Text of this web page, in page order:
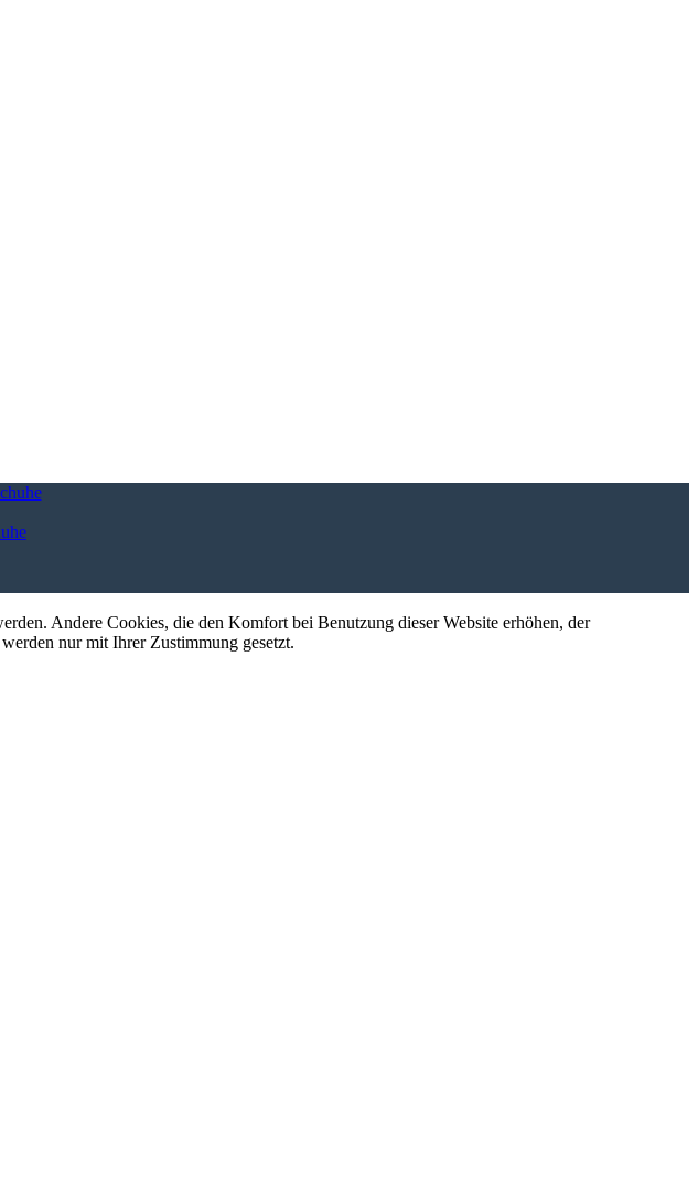
Andere Cookies, die den Komfort bei Benutzung dieser Website erhöhen, der
nur mit Ihrer Zustimmung gesetzt.